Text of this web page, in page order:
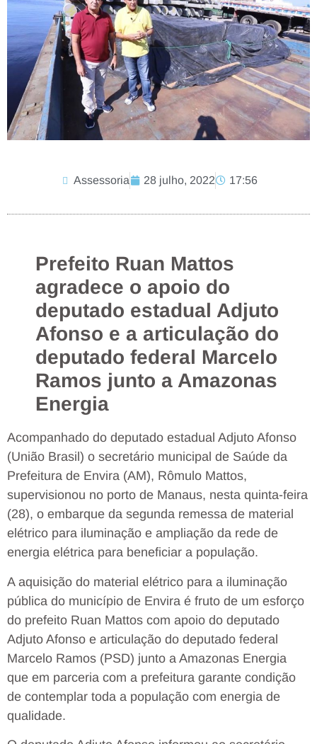
Assessoria 28 julho, 2022 17:56
Prefeito Ruan Mattos
agradece o apoio do
deputado estadual Adjuto
Afonso e a articulação do
deputado federal Marcelo
Ramos junto a Amazonas
Energia
Acompanhado do deputado estadual Adjuto Afonso
(União Brasil) o secretário municipal de Saúde da
Prefeitura de Envira (AM), Rômulo Mattos,
supervisionou no porto de Manaus, nesta quinta-feira
(28), o embarque da segunda remessa de material
elétrico para iluminação e ampliação da rede de
energia elétrica para beneficiar a população.
A aquisição do material elétrico para a iluminação
pública do município de Envira é fruto de um esforço
do prefeito Ruan Mattos com apoio do deputado
Adjuto Afonso e articulação do deputado federal
Marcelo Ramos (PSD) junto a Amazonas Energia
que em parceria com a prefeitura garante condição
de contemplar toda a população com energia de
qualidade.